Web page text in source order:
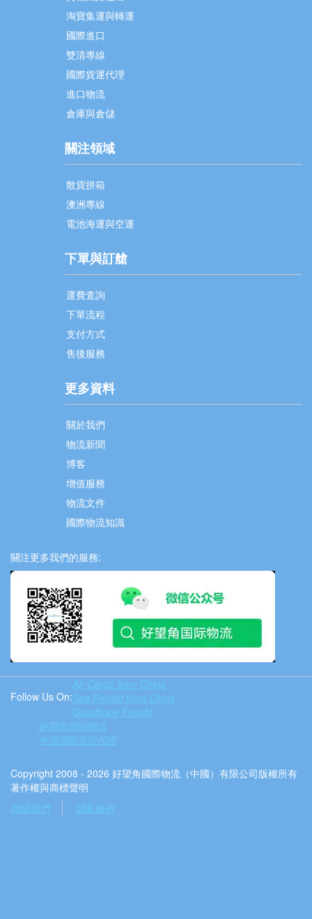
淘寶集運與轉運
國際進口
雙清專線
國際貨運代理
進口物流
倉庫與倉儲
關注領域
散貨拼箱
澳洲專線
電池海運與空運
下單與訂艙
運費査詢
下單流程
支付方式
售後服務
更多資料
關於我們
物流新聞
博客
增值服務
物流文件
國際物流知識
關注更多我們的服務:
Follow Us On:
Air Cargo from China
Sea Freight from China
Goodhope Freight
好望角国际物流
中国国际货运代理
Copyright 2008 - 2026 好望角國際物流（中國）有限公司版權所有
著作權與商標聲明
聯絡我們
隱私條例